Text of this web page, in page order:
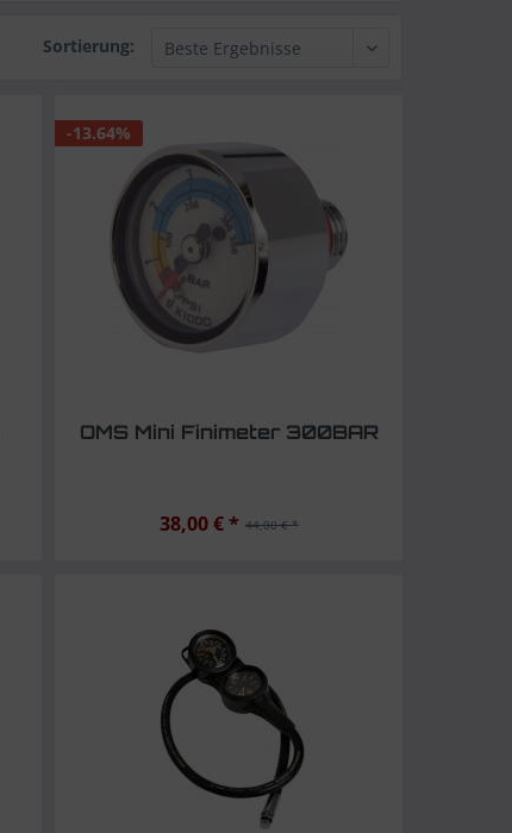
Sortierung:
-13.64%
OMS Mini Finimeter 300BAR
44,00 € *
38,00 € *